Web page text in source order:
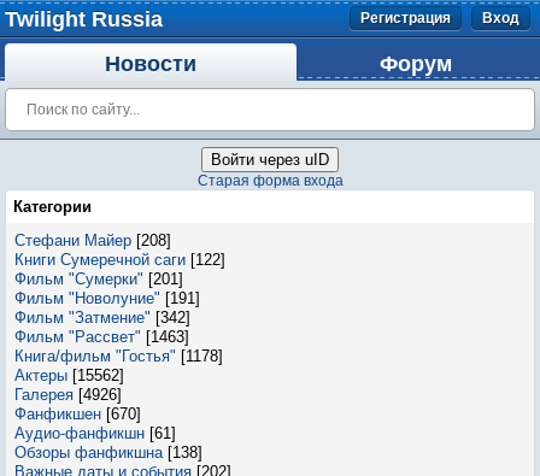
Twilight Russia Регистрация Вход
Новости Форум
Войти через uID
Старая форма входа
Категории
Стефани Майер [208]
Книги Сумеречной саги [122]
Фильм "Сумерки" [201]
Фильм "Новолуние" [191]
Фильм "Затмение" [342]
Фильм "Рассвет" [1463]
Книга/фильм "Гостья" [1178]
Актеры [15562]
Галерея [4926]
Фанфикшен [670]
Аудио-фанфикшн [61]
Обзоры фанфикшна [138]
Важные даты и события [202]